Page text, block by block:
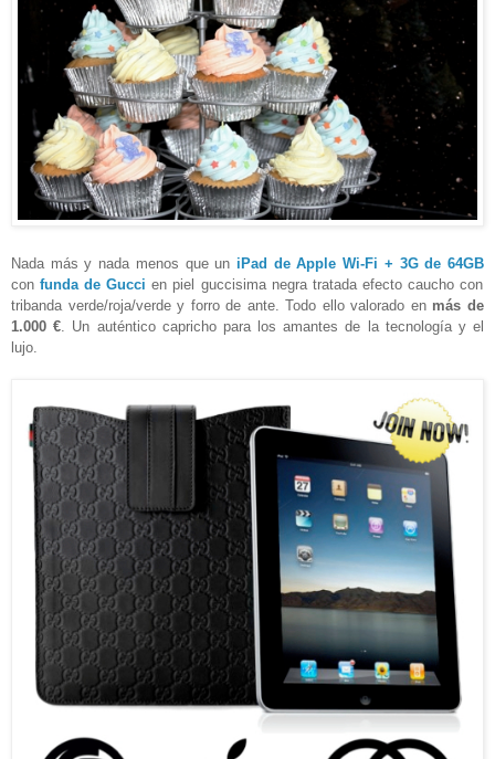
Nada más y nada menos que un iPad de Apple Wi-Fi + 3G de 64GB
confunda de Gucci en piel guccisima negra tratada efecto caucho con
tribanda verde/roja/verde y forro de ante. Todo ello valorado en más de
1.000 € . Un auténtico capricho para los amantes de la tecnología y el
lujo.